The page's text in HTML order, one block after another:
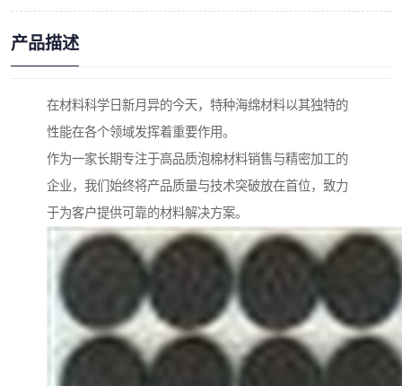
产品描述
在材料科学日新月异的今天，特种海绵材料以其独特的
性能在各个领域发挥着重要作用。
作为一家长期专注于高品质泡棉材料销售与精密加工的
企业，我们始终将产品质量与技术突破放在首位，致力
于为客户提供可靠的材料解决方案。